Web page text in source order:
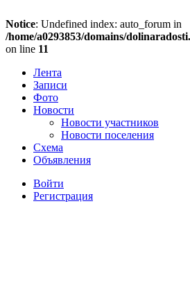
Notice: Undefined index: auto_forum in
/home/a0293853/domains/
on line 11
Лента
Записи
Фото
Новости
Новости участников
Новости поселения
Схема
Объявления
Войти
Регистрация